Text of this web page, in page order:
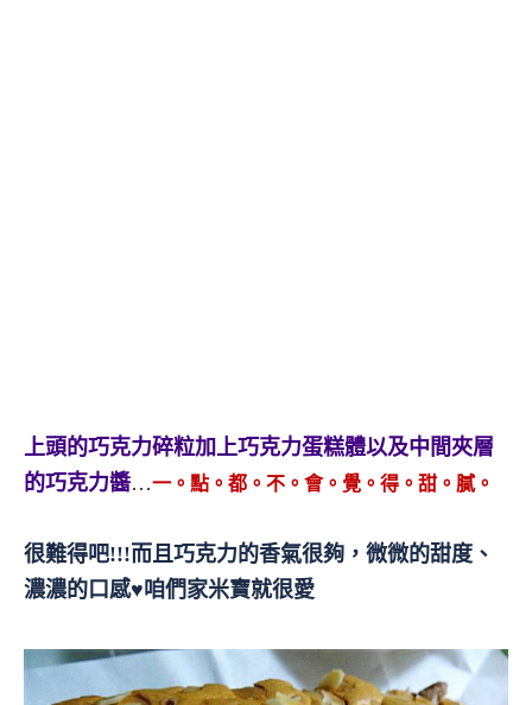
上頭的巧克力碎粒加上巧克力蛋糕體以及中間夾層
的巧克力醬…一。點。都。不。會。覺。得。甜。膩。
很難得吧!!!而且巧克力的香氣很夠，微微的甜度、
濃濃的口感♥咱們家米寶就很愛